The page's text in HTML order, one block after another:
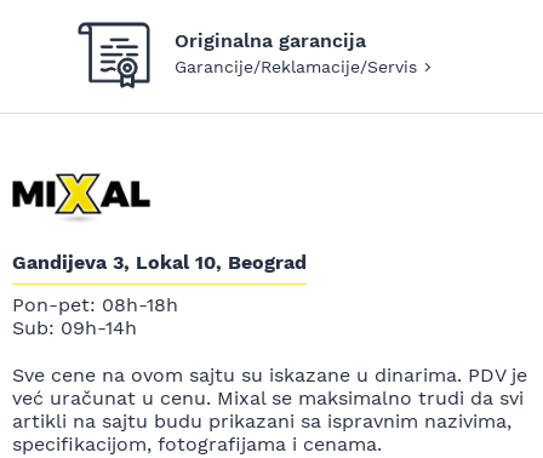
Originalna garancija
Garancije/Reklamacije/Servis
Gandijeva 3, Lokal 10, Beograd
Pon-pet: 08h-18h
Sub: 09h-14h
Sve cene na ovom sajtu su iskazane u dinarima. PDV je
već uračunat u cenu. Mixal se maksimalno trudi da svi
artikli na sajtu budu prikazani sa ispravnim nazivima,
specifikacijom, fotografijama i cenama.